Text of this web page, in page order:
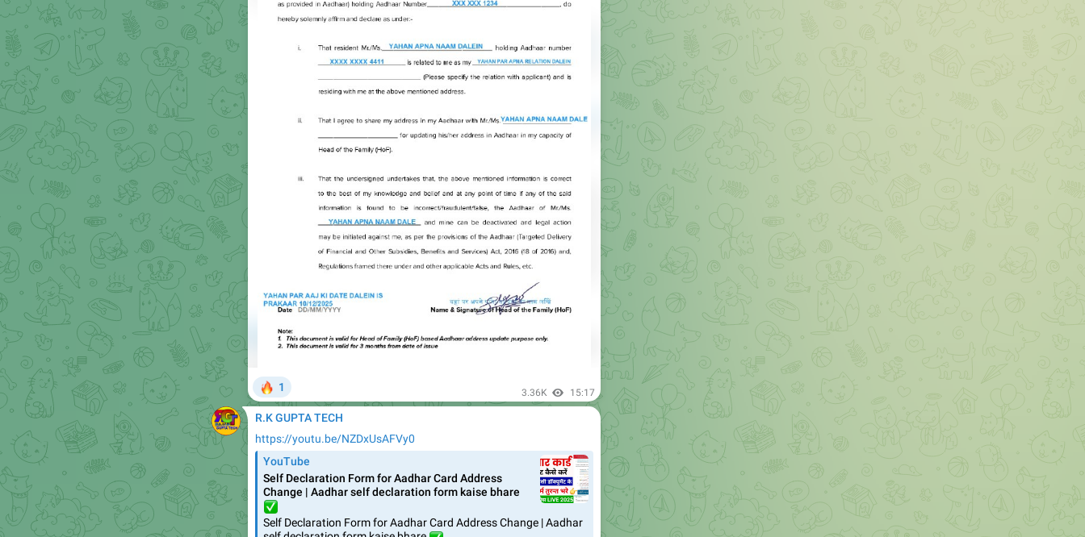
🔥
1
R.K GUPTA TECH
https://youtu.be/NZDxUsAFVy0
YouTube
Self Declaration Form for Aadhar Card Address
Change | Aadhar self declaration form kaise bhare
✅
Self Declaration Form for Aadhar Card Address Change | Aadhar
self declaration form kaise bhare
Teligram Join Link - https://t.me/rkguptatech